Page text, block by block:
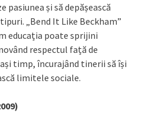
pasiunea și să depășească
„Bend It Like Beckham”
educația poate sprijini
respectul față de
timp, încurajând tinerii să își
limitele sociale.